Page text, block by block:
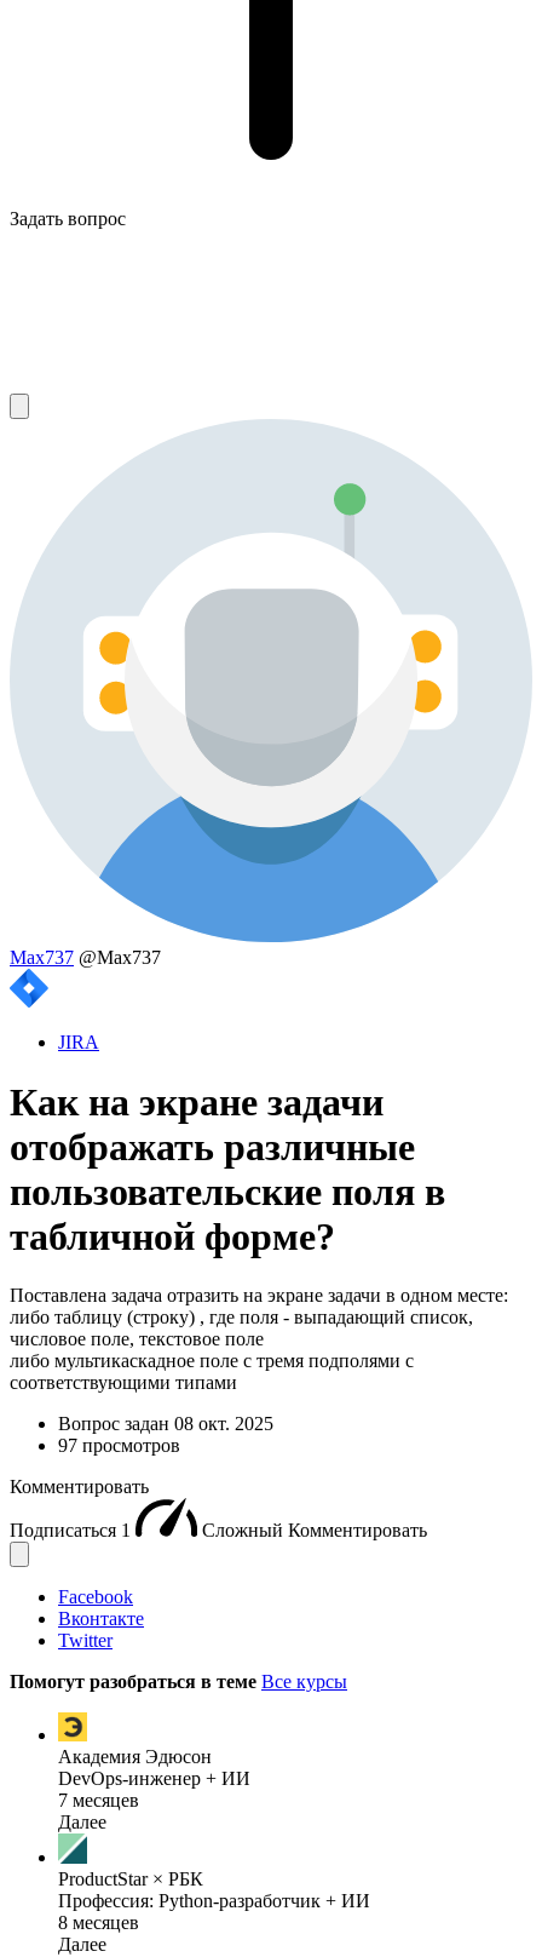
Задать вопрос
Max737 @Max737
JIRA
Как на экране задачи
отображать различные
пользовательские поля в
табличной форме?
Поставлена задача отразить на экране задачи в одном месте:
либо таблицу (строку) , где поля - выпадающий список,
числовое поле, текстовое поле
либо мультикаскадное поле с тремя подполями с
соответствующими типами
Вопрос задан 08 окт. 2025
97 просмотров
Комментировать
Подписаться 1 Сложный Комментировать
Facebook
Вконтакте
Twitter
Помогут разобраться в теме Все курсы
Академия Эдюсон
DevOps-инженер + ИИ
7 месяцев
Далее
ProductStar × РБК
Профессия: Python-разработчик + ИИ
8 месяцев
Далее